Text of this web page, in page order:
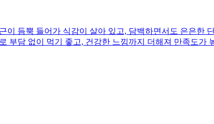
듬뿍 들어가 식감이 살아 있고, 담백하면서도 은은한
부담 없이 먹기 좋고, 건강한 느낌까지 더해져 만족도가